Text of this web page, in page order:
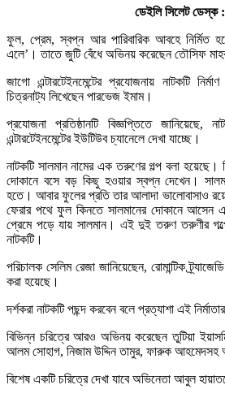
ডেইলি সিলেট ডেস্ক
ফুল, প্রেম, স্বপ্ন আর পারিবারিক আবহে নির্মিত
এলে’। তাতে জুটি বেঁধে অভিনয় করেছেন তৌসিফ
জাগো এন্টারটেইনমেন্টের প্রযোজনায় নাটকটি
চিত্রনাট্য লিখেছেন পারভেজ ইমাম।
প্রযোজনা প্রতিষ্ঠানটি বিজ্ঞপ্তিতে জানিয়েছে,
এন্টারটেইনমেন্টের ইউটিউব চ্যানেলে দেখা যাচ্ছে।
নাটকটি সালমান নামের এক তরুণের গল্প বলা হয়েছে।
দোকানে বসে বড় কিছু হওয়ার স্বপ্ন দেখেন।
হতে। আবার ফুলের প্রতি তার আলাদা ভালোবাসাও
ফেরার পথে ফুল কিনতে সালমানের দোকানে আসেন
প্রেমে পড়ে যায় সালমান। এই দুই তরুণ তরুণীর
নাটকটি।
পরিচালক সেলিম রেজা জানিয়েছেন, রোমান্টিক
করা হয়েছে।
দর্শকরা নাটকটি পছন্দ করবেন বলে প্রত্যাশা এই
বিভিন্ন চরিত্রে আরও অভিনয় করেছেন তুটিয়া
আলম সোহাগ, নিজাম উদ্দিন তামুর, ফারুক আহমেদসহ
বিশেষ একটি চরিত্রে দেখা যাবে অভিনেতা আবুল